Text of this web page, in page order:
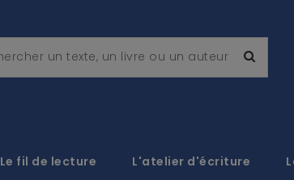
Le fil de lecture L'atelier d'écriture